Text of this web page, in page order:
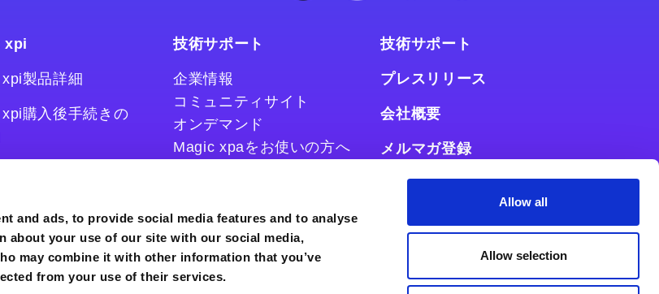
and ads, to provide social media features and to analyse
about your use of our site with our social media,
may combine it with other information that you’ve
from your use of their services.
Allow all
Allow selection
xpi
製品詳細
購入後手続きの
技術サポート
企業情報
コミュニティサイト
オンデマンド
Magic xpaをお使いの方へ
コラム
技術サポート
プレスリリース
会社概要
メルマガ登録